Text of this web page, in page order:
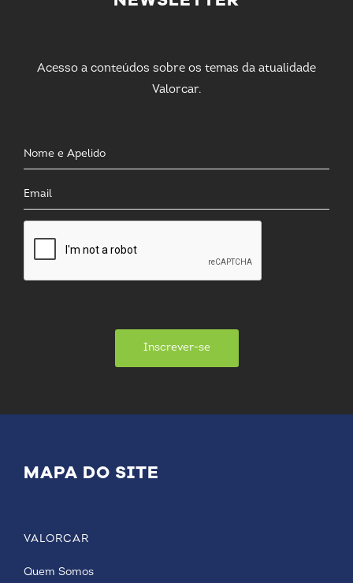
Acesso a conteúdos sobre os temas da atualidade
Valorcar.
Inscrever-se
MAPA DO SITE
VALORCAR
Quem Somos